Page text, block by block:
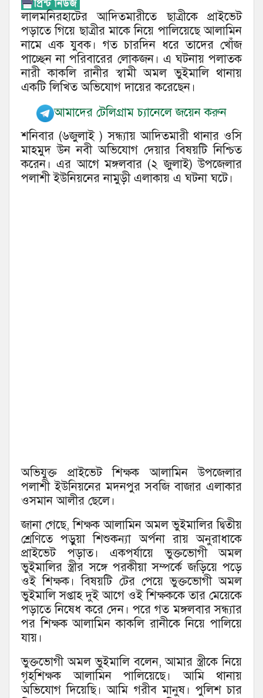
লালমনিরহাটের আদিতমারীতে ছাত্রীকে প্রাইভেট
পড়াতে গিয়ে ছাত্রীর মাকে নিয়ে পালিয়েছে আলামিন
নামে এক যুবক। গত চারদিন ধরে তাদের খোঁজ
পাচ্ছেন না পরিবারের লোকজন। এ ঘটনায় পলাতক
নারী কাকলি রানীর স্বামী অমল ভুইমালি থানায়
একটি লিখিত অভিযোগ দায়ের করেছেন।
আমাদের টেলিগ্রাম চ্যানেলে জয়েন করুন
শনিবার (৬জুলাই ) সন্ধ্যায় আদিতমারী থানার ওসি
মাহমুদ উন নবী অভিযোগ দেয়ার বিষয়টি নিশ্চিত
করেন। এর আগে মঙ্গলবার (২ জুলাই) উপজেলার
পলাশী ইউনিয়নের নামুড়ী এলাকায় এ ঘটনা ঘটে।
অভিযুক্ত প্রাইভেট শিক্ষক আলামিন উপজেলার
পলাশী ইউনিয়নের মদনপুর সবজি বাজার এলাকার
ওসমান আলীর ছেলে।
জানা গেছে, শিক্ষক আলামিন অমল ভুইমালির দ্বিতীয়
শ্রেণিতে পড়ুয়া শিশুকন্যা অর্পনা রায় অনুরাধাকে
প্রাইভেট পড়াত। একপর্যায়ে ভুক্তভোগী অমল
ভুইমালির স্ত্রীর সঙ্গে পরকীয়া সম্পর্কে জড়িয়ে পড়ে
ওই শিক্ষক। বিষয়টি টের পেয়ে ভুক্তভোগী অমল
ভুইমালি সপ্তাহ দুই আগে ওই শিক্ষককে তার মেয়েকে
পড়াতে নিষেধ করে দেন। পরে গত মঙ্গলবার সন্ধ্যার
পর শিক্ষক আলামিন কাকলি রানীকে নিয়ে পালিয়ে
যায়।
ভুক্তভোগী অমল ভুইমালি বলেন, আমার স্ত্রীকে নিয়ে
গৃহশিক্ষক আলামিন পালিয়েছে। আমি থানায়
অভিযোগ দিয়েছি। আমি গরীব মানুষ। পুলিশ চার